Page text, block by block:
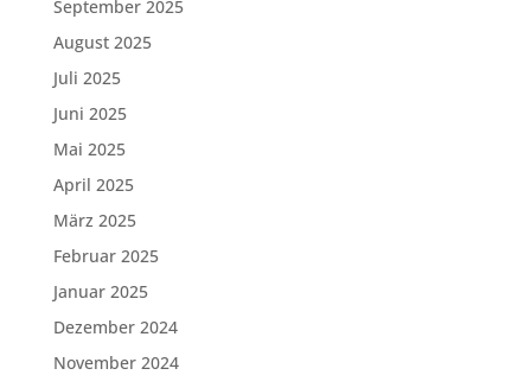
September 2025
August 2025
Juli 2025
Juni 2025
Mai 2025
April 2025
März 2025
Februar 2025
Januar 2025
Dezember 2024
November 2024